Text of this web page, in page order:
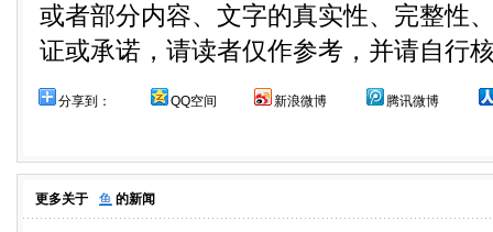
或者部分内容、文字的真实性、完整性
证或承诺，请读者仅作参考，并请自行
分享到： QQ空间 新浪微博 腾讯微博
更多关于 鱼 的新闻